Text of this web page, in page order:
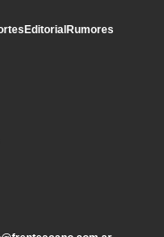
EditorialRumores